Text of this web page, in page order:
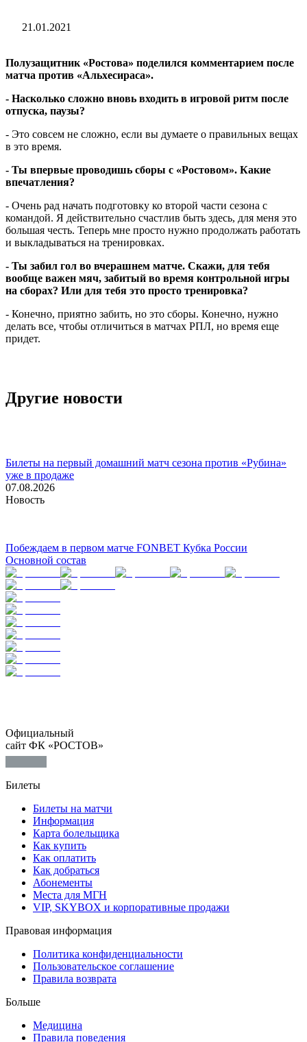
21.01.2021
Полузащитник «Ростова» поделился комментарием после
матча против «Альхесираса».
- Насколько сложно вновь входить в игровой ритм после
отпуска, паузы?
- Это совсем не сложно, если вы думаете о правильных вещах
в это время.
- Ты впервые проводишь сборы с «Ростовом». Какие
впечатления?
- Очень рад начать подготовку ко второй части сезона с
командой. Я действительно счастлив быть здесь, для меня это
большая честь. Теперь мне просто нужно продолжать работать
и выкладываться на тренировках.
- Ты забил гол во вчерашнем матче. Скажи, для тебя
вообще важен мяч, забитый во время контрольной игры
на сборах? Или для тебя это просто тренировка?
- Конечно, приятно забить, но это сборы. Конечно, нужно
делать все, чтобы отличиться в матчах РПЛ, но время еще
придет.
Другие новости
Билеты на первый домашний матч сезона против «Рубина»
уже в продаже
07.08.2026
Новость
Побеждаем в первом матче FONBET Кубка России
Основной состав
Официальный
сайт ФК «РОСТОВ»
Билеты
Билеты на матчи
Информация
Карта болельщика
Как купить
Как оплатить
Как добраться
Абонементы
Места для МГН
VIP, SKYBOX и корпоративные продажи
Правовая информация
Политика конфиденциальности
Пользовательское соглашение
Правила возврата
Больше
Медицина
Правила поведения